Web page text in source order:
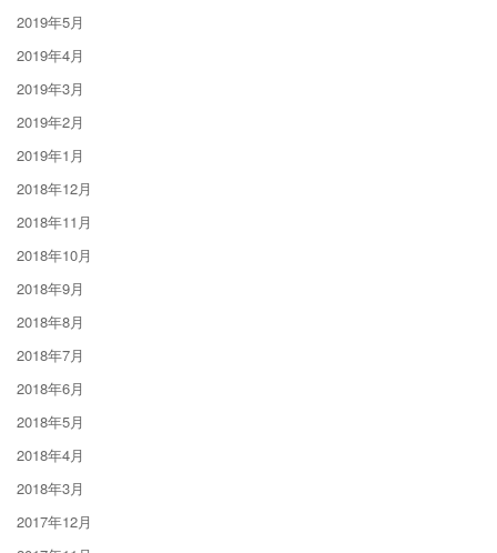
2019年5月
2019年4月
2019年3月
2019年2月
2019年1月
2018年12月
2018年11月
2018年10月
2018年9月
2018年8月
2018年7月
2018年6月
2018年5月
2018年4月
2018年3月
2017年12月